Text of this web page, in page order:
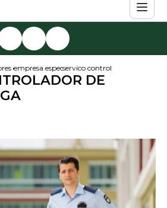
de acesso
empresa especializada em controlador de
servico controlador de acesso
DE